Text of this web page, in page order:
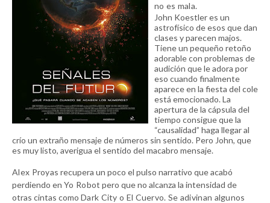
no es mala.
John Koestler es un
astrofísico de esos que dan
clases y parecen majos.
Tiene un pequeño retoño
adorable con problemas de
audición que le adora por
eso cuando finalmente
aparece en la fiesta del cole
está emocionado. La
apertura de la cápsula del
tiempo consigue que la
“causalidad” haga llegar al
crío un extraño mensaje de números sin sentido. Pero John, que
es muy listo, averigua el sentido del macabro mensaje.
Alex Proyas recupera un poco el pulso narrativo que acabó
perdiendo en Yo Robot pero que no alcanza la intensidad de
otras cintas como Dark City o El Cuervo. Se adivinan algunos